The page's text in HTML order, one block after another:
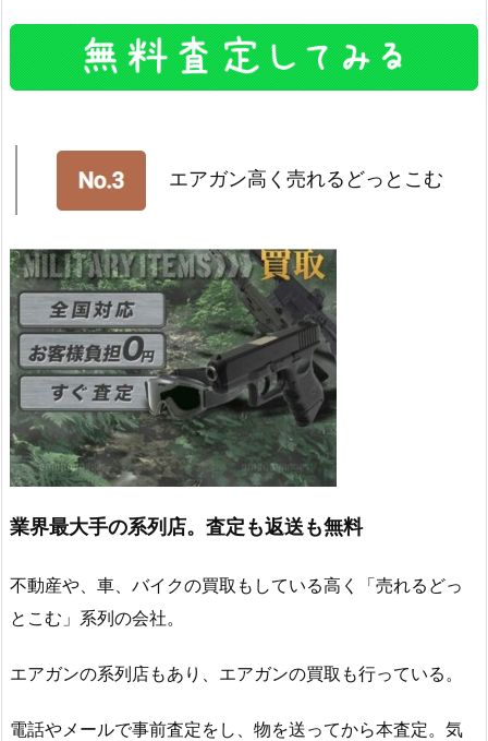
エアガン高く売れるどっとこむ
業界最大手の系列店。査定も返送も無料
不動産や、車、バイクの買取もしている高く「売れるどっ
とこむ」系列の会社。
エアガンの系列店もあり、エアガンの買取も行っている。
電話やメールで事前査定をし、物を送ってから本査定。気